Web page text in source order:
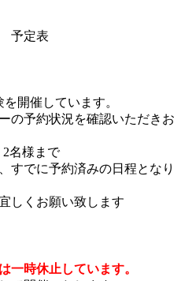
予定表
開催しています。
の予約状況を確認いただきお
2名様まで
すでに予約済みの日程となり
しくお願い致します
一時休止しています。